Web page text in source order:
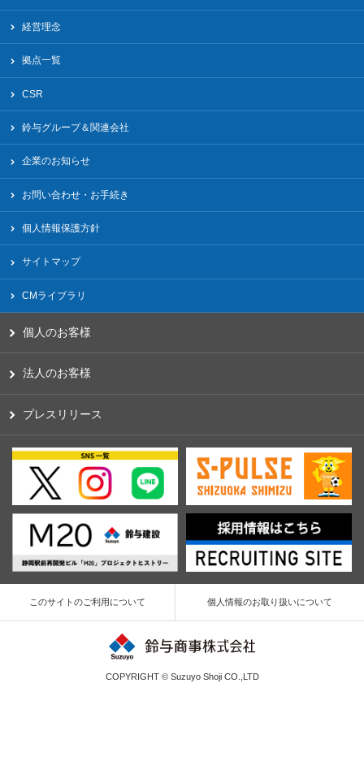
経営理念
拠点一覧
CSR
鈴与グループ＆関連会社
企業のお知らせ
お問い合わせ・お手続き
個人情報保護方針
サイトマップ
CMライブラリ
個人のお客様
法人のお客様
プレスリリース
このサイトのご利用について 個人情報のお取り扱いについて
COPYRIGHT © Suzuyo Shoji CO.,LTD